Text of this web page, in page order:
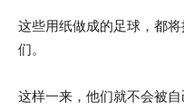
这些用纸做成的足球，都
们。
这样一来，他们就不会被自